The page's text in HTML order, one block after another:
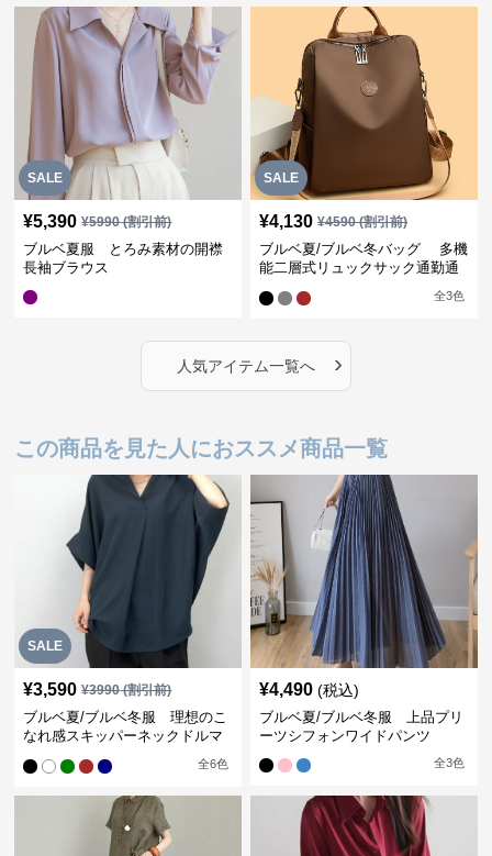
SALE
¥5,390 ¥5990(割引前)
ブルベ夏服 とろみ素材の開襟
長袖ブラウス
SALE
¥4,130 ¥4590(割引前)
ブルベ夏/ブルベ冬バッグ 多機
能二層式リュックサック通勤通
全3色
人気アイテム一覧へ ›
この商品を見た人におススメ商品一覧
SALE
¥3,590 ¥3990(割引前)
ブルベ夏/ブルベ冬服 理想のこ
なれ感スキッパーネックドルマ
全6色
¥4,490 (税込)
ブルベ夏/ブルベ冬服 上品プリ
ーツシフォンワイドパンツ
全3色